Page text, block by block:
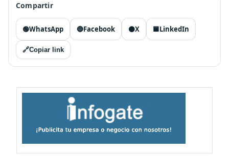
Compartir
🟢WhatsApp 🔵Facebook ⚫X 🟦LinkedIn
🔗Copiar link